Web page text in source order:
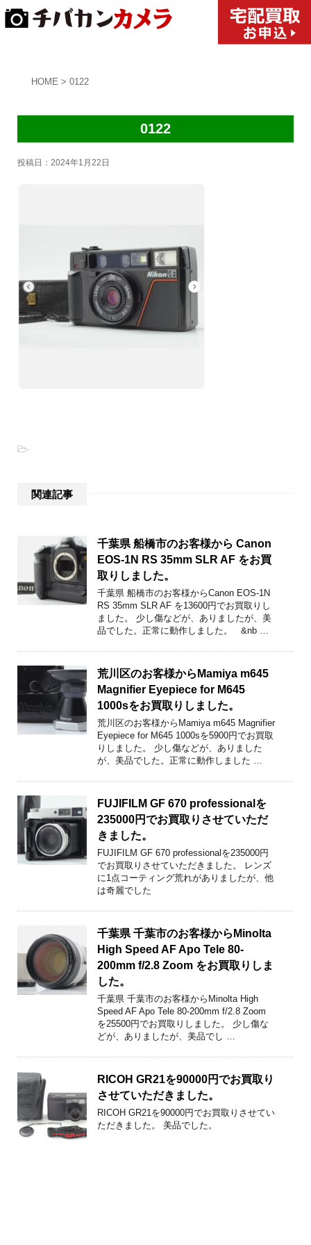
HOME > 0122
0122
投稿日： 2024年1月22日
-
関連記事
千葉県 船橋市のお客様から Canon
EOS-1N RS 35mm SLR AF をお買
取りしました。
千葉県 船橋市のお客様からCanon EOS-1N
RS 35mm SLR AF を13600円でお買取りし
ました。 少し傷などが、ありましたが、美
品でした。正常に動作しました。 &nb …
荒川区のお客様からMamiya m645
Magnifier Eyepiece for M645
1000sをお買取りしました。
荒川区のお客様からMamiya m645 Magnifier
Eyepiece for M645 1000sを5900円でお買取
りしました。 少し傷などが、ありました
が、美品でした。正常に動作しました …
FUJIFILM GF 670 professionalを
235000円でお買取りさせていただ
きました。
FUJIFILM GF 670 professionalを235000円
でお買取りさせていただきました。 レンズ
に1点コーティング荒れがありましたが、他
は奇麗でした
千葉県 千葉市のお客様からMinolta
High Speed AF Apo Tele 80-
200mm f/2.8 Zoom をお買取りしま
した。
千葉県 千葉市のお客様からMinolta High
Speed AF Apo Tele 80-200mm f/2.8 Zoom
を25500円でお買取りしました。 少し傷な
どが、ありましたが、美品でし …
RICOH GR21を90000円でお買取り
させていただきました。
RICOH GR21を90000円でお買取りさせてい
ただきました。 美品でした。